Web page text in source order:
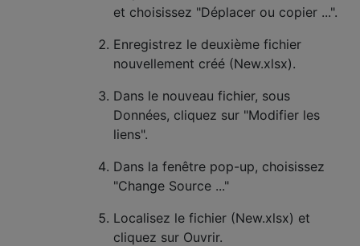
et choisissez "Déplacer ou copier ...".
Enregistrez le deuxième fichier
nouvellement créé (New.xlsx).
Dans le nouveau fichier, sous
Données, cliquez sur "Modifier les
liens".
Dans la fenêtre pop-up, choisissez
"Change Source ..."
Localisez le fichier (New.xlsx) et
cliquez sur Ouvrir.